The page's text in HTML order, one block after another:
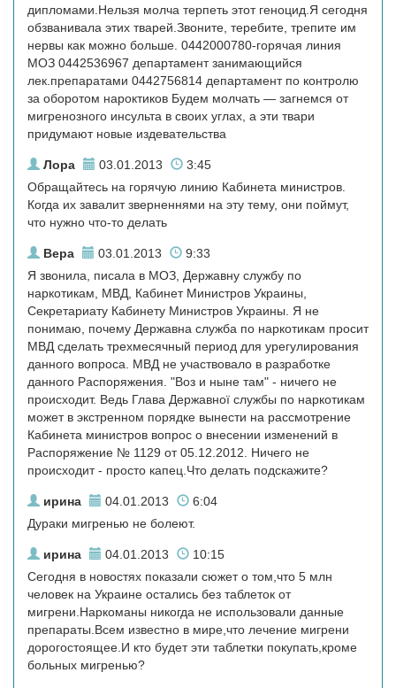
дипломами.Нельзя молча терпеть этот геноцид.Я сегодня
обзванивала этих тварей.Звоните, теребите, трепите им
нервы как можно больше. 0442000780-горячая линия
МОЗ 0442536967 департамент занимающийся
лек.препаратами 0442756814 департамент по контролю
за оборотом нароктиков Будем молчать — загнемся от
мигренозного инсульта в своих углах, а эти твари
придумают новые издевательства
Лора 03.01.2013
3:45
Обращайтесь на горячую линию Кабинета министров.
Когда их завалит зверненнями на эту тему, они поймут,
что нужно что-то делать
Вера 03.01.2013
9:33
Я звонила, писала в МОЗ, Державну службу по
наркотикам, МВД, Кабинет Министров Украины,
Секретариату Кабинету Министров Украины. Я не
понимаю, почему Державна служба по наркотикам просит
МВД сделать трехмесячный период для урегулирования
данного вопроса. МВД не участвовало в разработке
данного Распоряжения. "Воз и ныне там" - ничего не
происходит. Ведь Глава Державної службы по наркотикам
может в экстренном порядке вынести на рассмотрение
Кабинета министров вопрос о внесении изменений в
Распоряжение № 1129 от 05.12.2012. Ничего не
происходит - просто капец.Что делать подскажите?
ирина 04.01.2013
6:04
Дураки мигренью не болеют.
ирина 04.01.2013
10:15
Сегодня в новостях показали сюжет о том,что 5 млн
человек на Украине остались без таблеток от
мигрени.Наркоманы никогда не использовали данные
препараты.Всем известно в мире,что лечение мигрени
дорогостоящее.И кто будет эти таблетки покупать,кроме
больных мигренью?